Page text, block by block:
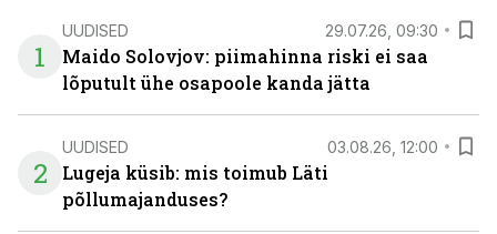
1
UUDISED 29.07.26, 09:30
Maido Solovjov: piimahinna riski ei saa
lõputult ühe osapoole kanda jätta
2
UUDISED 03.08.26, 12:00
Lugeja küsib: mis toimub Läti
põllumajanduses?